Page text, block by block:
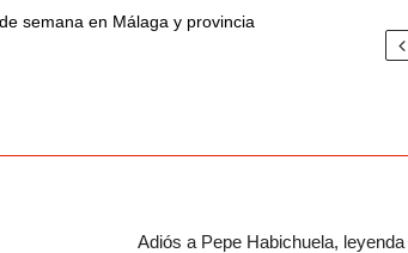
semana en Málaga y provincia
Adiós a Pepe Habichuela, leyenda